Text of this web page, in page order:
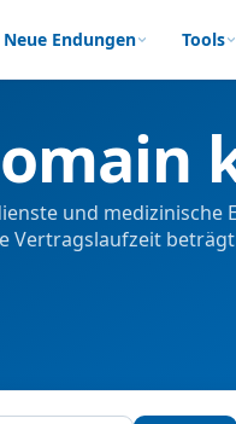
Neue Endungen Tools
und medizinische
Vertragslaufzeit